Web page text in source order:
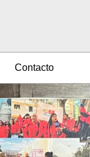
Contacto